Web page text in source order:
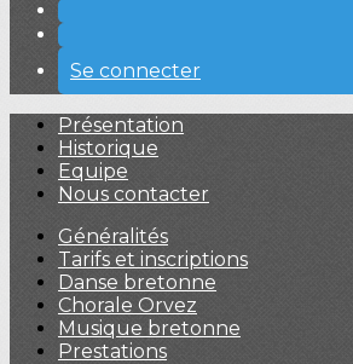
Se connecter
Présentation
Historique
Equipe
Nous contacter
Généralités
Tarifs et inscriptions
Danse bretonne
Chorale Orvez
Musique bretonne
Prestations